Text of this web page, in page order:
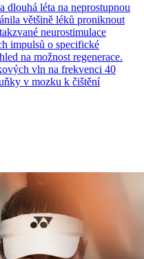
dlouhá léta na neprostupnou
většině léků proniknout
neurostimulace
impulsů o specifické
na možnost regenerace.
vln na frekvenci 40
v mozku k čištění